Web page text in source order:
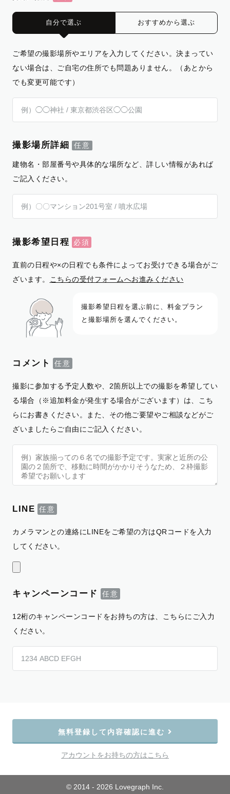
自分で選ぶ おすすめから選ぶ
ご希望の撮影場所やエリアを入力してください。決まってい
ない場合は、ご自宅の住所でも問題ありません。（あとから
でも変更可能です）
撮影場所詳細
建物名・部屋番号や具体的な場所など、詳しい情報があれば
ご記入ください。
撮影希望日程
直前の日程や×の日程でも条件によってお受けできる場合がご
ざいます。
こちらの受付フォームへお進みください
撮影希望日程を選ぶ前に、料金プラン
と撮影場所を選んでください。
コメント
撮影に参加する予定人数や、2箇所以上での撮影を希望してい
る場合（※追加料金が発生する場合がございます）は、こち
らにお書きください。また、その他ご要望やご相談などがご
ざいましたらご自由にご記入ください。
LINE
カメラマンとの連絡にLINEをご希望の方はQRコードを入力
してください。
キャンペーンコード
12桁のキャンペーンコードをお持ちの方は、こちらにご入力
ください。
無料登録して内容確認に進む
アカウントをお持ちの方はこちら
© 2014 - 2026 Lovegraph Inc.